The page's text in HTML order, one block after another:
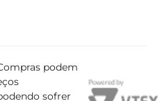
podem
sofrer